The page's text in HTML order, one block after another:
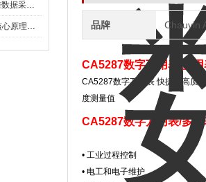
数据采集仪如何助力精准数据采集与分析？​
GL980电压温度记录仪核心原理及行业应用 品牌 Chauvin
CA5287数字万用表/多
CA5287数字万用表 快捷, , 高质
度测量值
CA5287数字万用表/多
• 工业过程控制
• 电工和电子维护